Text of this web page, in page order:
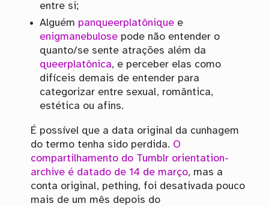
entre si;
Alguém panqueerplatôniquee
enigmanebulosepode não entender o
quanto/se sente atrações além da
queerplatônica, e perceber elas como
difíceis demais de entender para
categorizar entre sexual, romântica,
estética ou afins.
É possível que a data original da cunhagem
do termo tenha sido perdida. O
compartilhamento do Tumblr orientation-
archive é datado de 14 de março, mas a
conta original, pething, foi desativada pouco
mais de um mês depois do